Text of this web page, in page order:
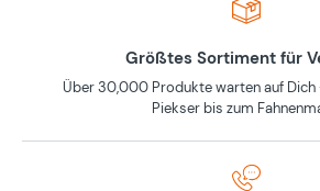
Größtes Sortiment für
Über 30,000 Produkte warten auf
Piekser bis zum